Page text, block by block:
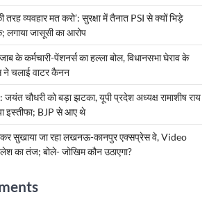
तरह व्यवहार मत करो’: सुरक्षा में तैनात PSI से क्यों भिड़े
लगाया जासूसी का आरोप
के कर्मचारी-पेंशनर्स का हल्ला बोल, विधानसभा घेराव के
ने चलाई वाटर कैनन
चौधरी को बड़ा झटका, यूपी प्रदेश अध्यक्ष रामाशीष राय
इस्तीफा; BJP से आए थे
सुखाया जा रहा लखनऊ-कानपुर एक्सप्रेस वे, Video
का तंज; बोले- जोखिम कौन उठाएगा?